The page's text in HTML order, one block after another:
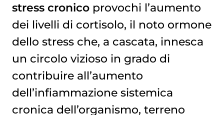
stress cronicoprovochi l’aumento
dei livelli di cortisolo, il noto ormone
dello stress che, a cascata, innesca
un circolo vizioso in grado di
contribuire all’aumento
dell’infiammazione sistemica
cronica dell’organismo, terreno